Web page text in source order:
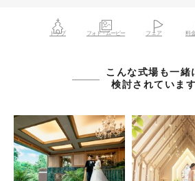
トップ フォト・ムービー フェア 料
こんな式場も一緒
検討されています